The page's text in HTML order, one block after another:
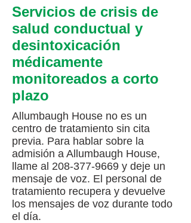
Servicios de crisis de
salud conductual y
desintoxicación
médicamente
monitoreados a corto
plazo
Allumbaugh House no es un
centro de tratamiento sin cita
previa. Para hablar sobre la
admisión a Allumbaugh House,
llame al 208-377-9669 y deje un
mensaje de voz. El personal de
tratamiento recupera y devuelve
los mensajes de voz durante todo
el día.